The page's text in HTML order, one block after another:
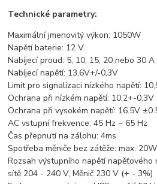
Technické parametry:
Maximální jmenovitý výkon: 1050W
Napětí baterie: 12 V
Nabíjecí proud: 5, 10, 15, 20 nebo 30
Nabíjecí napětí: 13,6V+/-0,3V
Limit pro signalizaci nízkého napětí:
Ochrana při nízkém napětí: 10,2+-0,3V
Ochrana při vysokém napětí: 16.5V
AC vstupní frekvence: 45 Hz ~ 65 Hz
Čas přepnutí na zálohu: 4ms
Spotřeba měniče bez zátěže: max. 20W
Rozsah výstupního napětí
sítě 204 - 240 V, Měnič 230 V (+ - 3%)